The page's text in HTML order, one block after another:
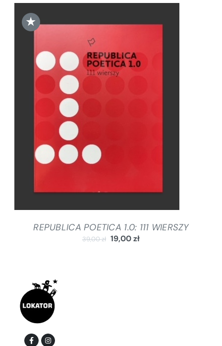
★
DODAJ DO KOSZYKA
REPUBLICA POETICA 1.0: 111 WIERSZY
39,00zł 19,00zł